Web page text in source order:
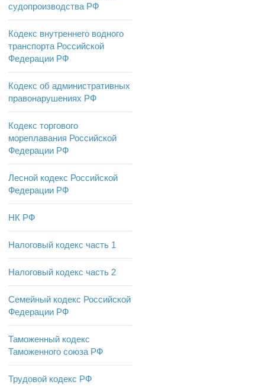
судопроизводства РФ
Кодекс внутреннего водного
транспорта Российской
Федерации РФ
Кодекс об административных
правонарушениях РФ
Кодекс торгового
мореплавания Российской
Федерации РФ
Лесной кодекс Российской
Федерации РФ
НК РФ
Налоговый кодекс часть 1
Налоговый кодекс часть 2
Семейный кодекс Российской
Федерации РФ
Таможенный кодекс
Таможенного союза РФ
Трудовой кодекс РФ